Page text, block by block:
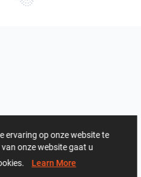
ervaring op onze website te
onze website gaat u
Learn More